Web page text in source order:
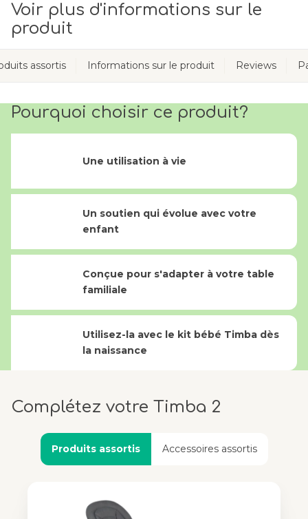
Voir plus d'informations sur le
produit
assortis Informations sur le produit Reviews
Pourquoi choisir ce produit?
Une utilisation à vie
Un soutien qui évolue avec votre
enfant
Conçue pour s'adapter à votre table
familiale
Utilisez-la avec le kit bébé Timba dès
la naissance
Complétez votre Timba 2
Produits assortis Accessoires assortis